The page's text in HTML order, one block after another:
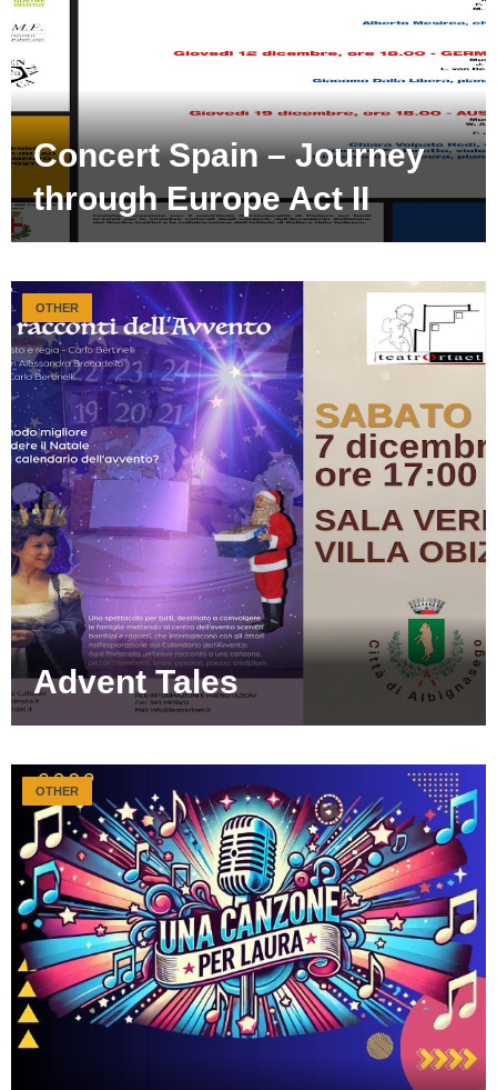
Concert Spain – Journey
through Europe Act II
Advent Tales
OTHER
OTHER